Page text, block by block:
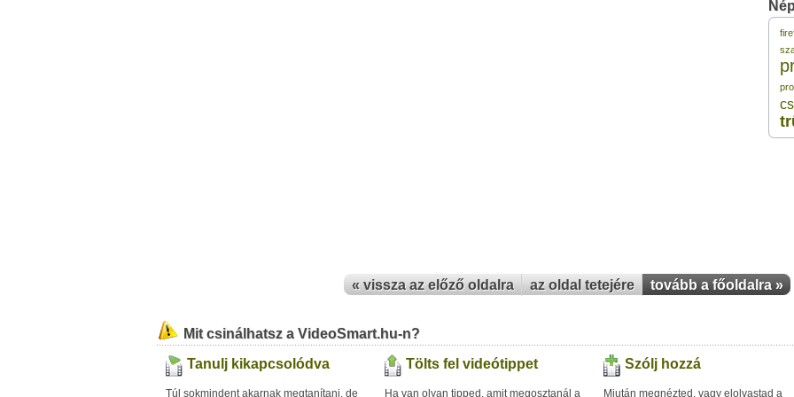
« vissza az előző oldalra az oldal tetejére tovább a főoldalra »
Mit csinálhatsz a VideoSmart.hu-n?
Tanulj kikapcsolódva
Túl sokmindent akarnak megtanítani, de
Tölts fel videótippet
Ha van olyan tipped, amit megosztanál a
Szólj hozzá
Miután megnézted, vagy elolvastad a